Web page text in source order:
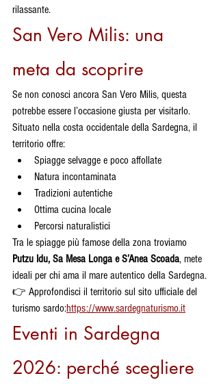
rilassante.
San Vero Milis: una
meta da scoprire
Se non conosci ancora San Vero Milis, questa
potrebbe essere l’occasione giusta per visitarlo.
Situato nella costa occidentale della Sardegna, il
territorio offre:
Spiagge selvagge e poco affollate
Natura incontaminata
Tradizioni autentiche
Ottima cucina locale
Percorsi naturalistici
Tra le spiagge più famose della zona troviamo
Putzu Idu, Sa Mesa Longa e S’Anea Scoada, mete
ideali per chi ama il mare autentico della Sardegna.
👉 Approfondisci il territorio sul sito ufficiale del
turismo sardo:https://www.sardegnaturismo.it
Eventi in Sardegna
2026: perché scegliere